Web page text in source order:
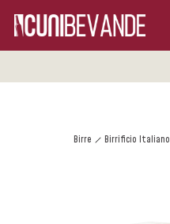
Birre Birrificio Italiano